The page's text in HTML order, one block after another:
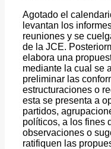
Agotado el
levantan los
reuniones y se
de la JCE.
elabora una
mediante la cual se
preliminar las
estructuraciones o
esta se presenta a
partidos,
políticos, a los fines
observaciones o
ratifiquen las